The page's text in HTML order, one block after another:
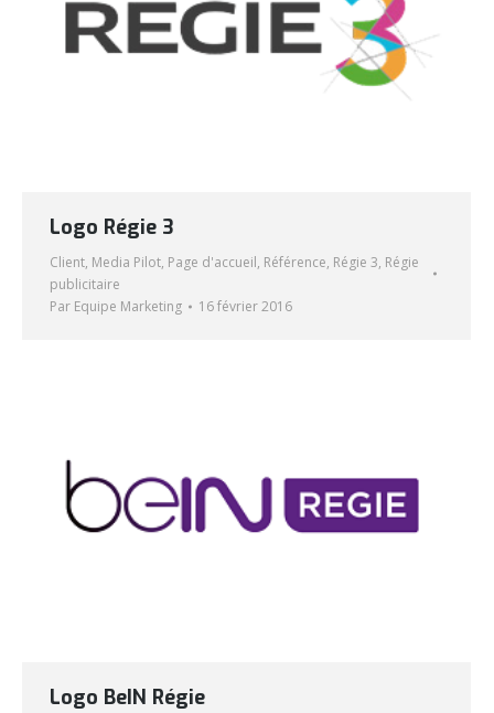
Logo Régie 3
Client, Media Pilot, Page d'accueil, Référence, Régie 3, Régie
publicitaire
Par Equipe Marketing 16 février 2016
Logo BeIN Régie